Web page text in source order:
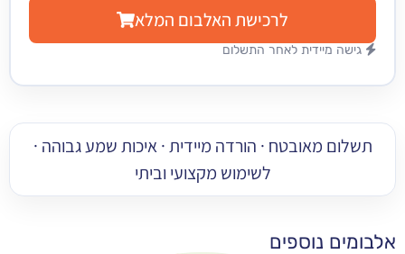
לרכישת האלבום המלא
מיידית לאחר התשלום
מאובטח · הורדה מיידית · איכות שמע גבוהה ·
לשימוש מקצועי וביתי
נוספים